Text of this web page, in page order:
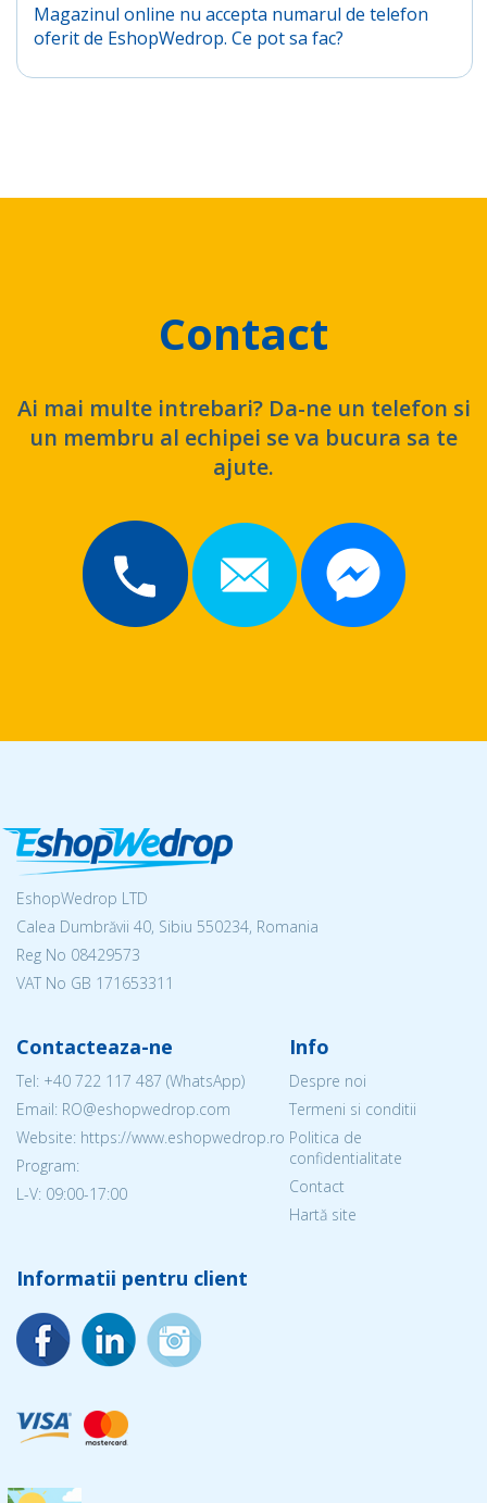
Magazinul online nu accepta numarul de telefon
oferit de EshopWedrop. Ce pot sa fac?
Contact
Ai mai multe intrebari? Da-ne un telefon si
un membru al echipei se va bucura sa te
ajute.
EshopWedrop LTD
Calea Dumbrăvii 40, Sibiu 550234, Romania
Reg No 08429573
VAT No GB 171653311
Contacteaza-ne
Tel: +40 722 117 487 (WhatsApp)
Email: RO@eshopwedrop.com
Website: https://www.eshopwedrop.ro
Program:
L-V: 09:00-17:00
Info
Despre noi
Termeni si conditii
Politica de
confidentialitate
Contact
Hartă site
Informatii pentru client